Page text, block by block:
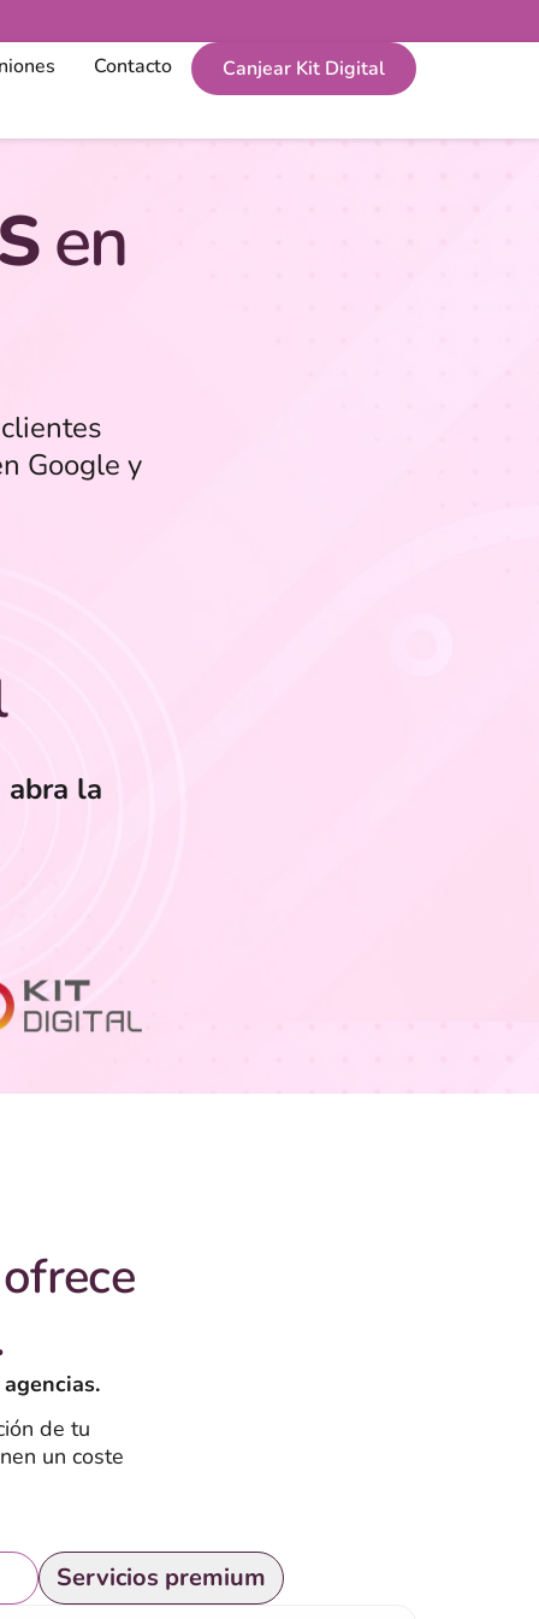
Contacto Canjear Kit Digital
en
Google y
la
de tu
un coste
Servicios premium